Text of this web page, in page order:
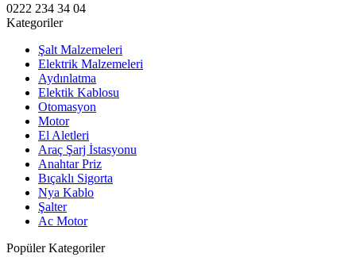
0222 234 34 04
Kategoriler
Şalt Malzemeleri
Elektrik Malzemeleri
Aydınlatma
Elektik Kablosu
Otomasyon
Motor
El Aletleri
Araç Şarj İstasyonu
Anahtar Priz
Bıçaklı Sigorta
Nya Kablo
Şalter
Ac Motor
Popüler Kategoriler